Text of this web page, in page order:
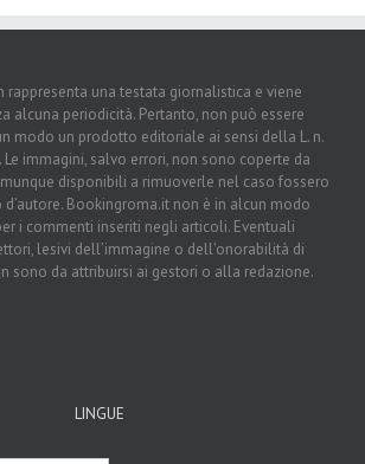
rappresenta una testata giornalistica e viene
alcuna periodicità. Pertanto, non può essere
modo un prodotto editoriale ai sensi della L. n.
Le immagini, salvo errori, non sono coperte da
disponibili a rimuoverle nel caso fossero
Bookingroma.it non è in alcun modo
i commenti inseriti negli articoli. Eventuali
lesivi dell’immagine o dell’onorabilità di
sono da attribuirsi ai gestori o alla redazione.
LINGUE